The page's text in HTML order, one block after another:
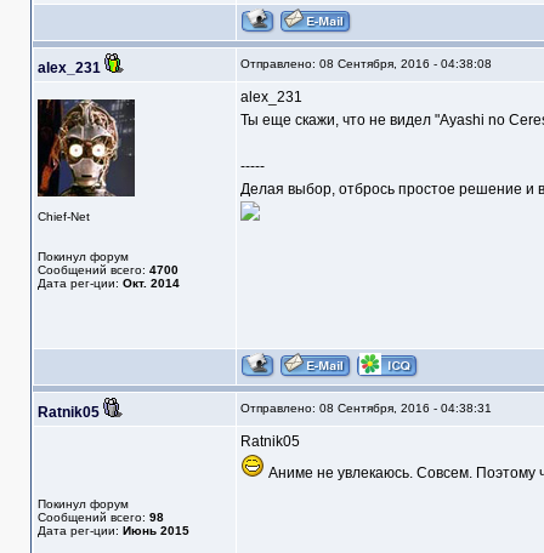
alex_231 Отправлено: 08 Сентября, 2016 - 04:38:08
Chief-Net
Покинул форум
Сообщений всего: 4700
Дата рег-ции: Окт. 2014
alex_231
Ты еще скажи, что не видел "Ayashi no
-----
Делая выбор, отбрось простое решение и
Ratnik05 Отправлено: 08 Сентября, 2016 - 04:38:31
Покинул форум
Сообщений всего: 98
Дата рег-ции: Июнь 2015
Ratnik05
Аниме не увлекаюсь. Совсем. Поэтому